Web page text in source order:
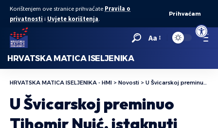
Open
Korištenjem ove stranice prihvaćate Pravila o
privatnosti i Uvjete korištenja.
Prihvaćam
Aa
HRVATSKA MATICA ISELJENIKA
HRVATSKA MATICA ISELJENIKA - HMI > Novosti > U Švicarskoj preminuo Tihomir Nuić, istaknuti kulturni djelatnik i publicist
U Švicarskoj preminuo
Tihomir Nuić, istaknuti